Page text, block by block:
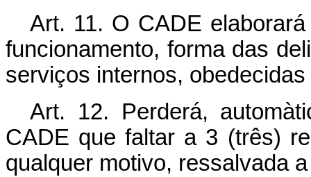
Art. 11. O CADE
funcionamento, forma das
serviços internos,
Art. 12. Perderá,
CADE que faltar a 3 (três)
qualquer motivo, ressalvada